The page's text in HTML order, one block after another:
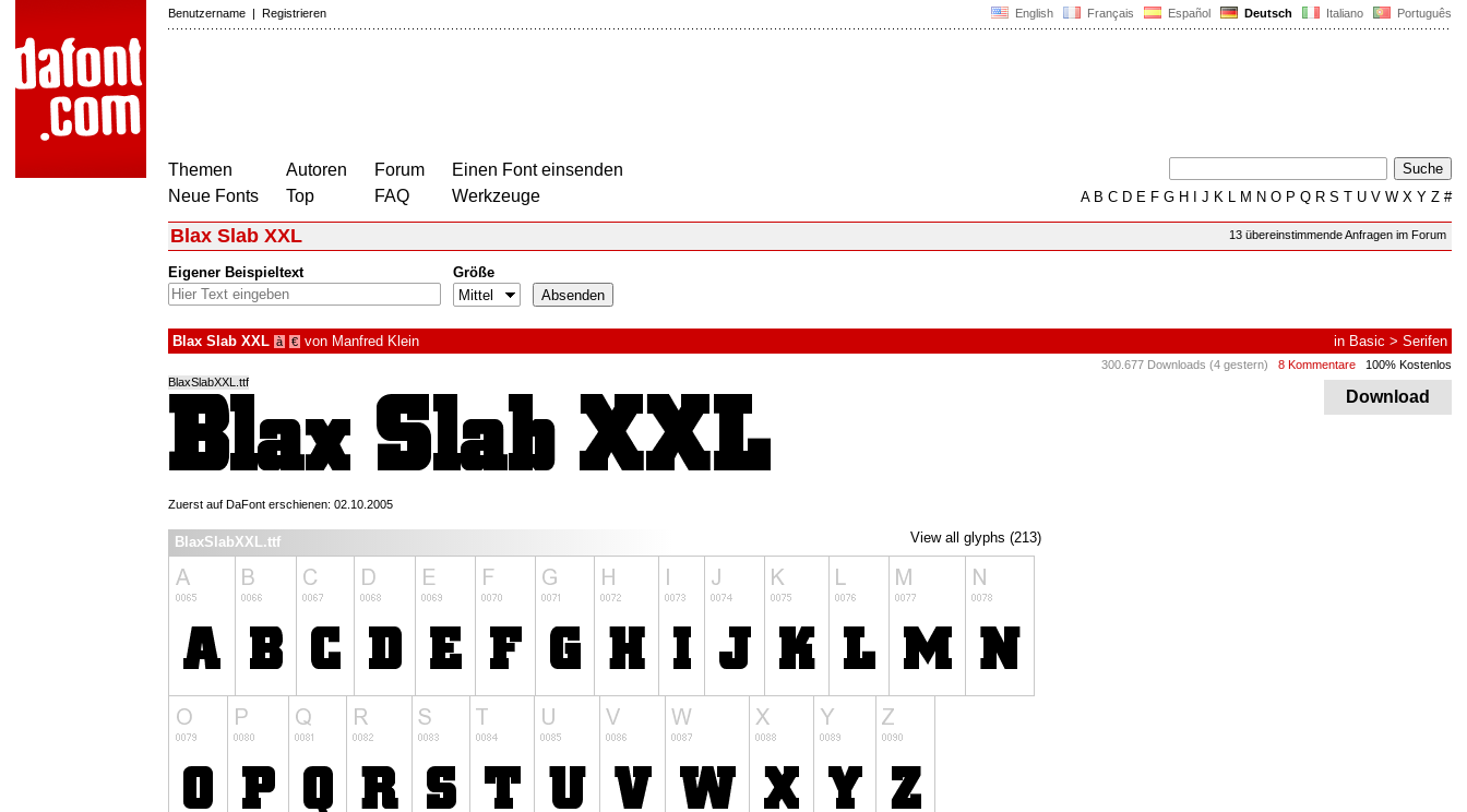
English Français Español Deutsch Italiano Português
Benutzername | Registrieren
Themen
Neue Fonts
Autoren
Top
Forum
FAQ
Einen Font einsenden
Werkzeuge
AB C D E F G H J K L M N O P Q R S T U V W X Y Z #
13 übereinstimmende Anfragen im Forum
Blax Slab XXL
Eigener Beispieltext Größe
Blax Slab XXL à € von Manfred Klein in Basic > Serifen
300.677 Downloads (4 gestern) 8 Kommentare 100% Kostenlos
Download
BlaxSlabXXL.ttf
Zuerst auf DaFont erschienen: 02.10.2005
View all glyphs (213)
BlaxSlabXXL.ttf